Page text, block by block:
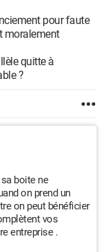
pour faute
moralement
quitte à
?
boite ne
on prend un
on peut bénéficier
vos
entreprise .